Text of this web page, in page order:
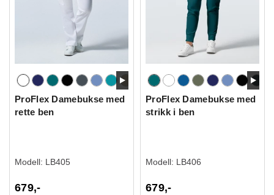
ProFlex Damebukse med
rette ben
Modell: LB405
679,-
ProFlex Damebukse med
strikk i ben
Modell: LB406
679,-